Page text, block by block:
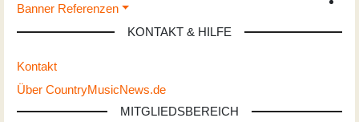
Banner Referenzen
KONTAKT & HILFE
Kontakt
Über CountryMusicNews.de
MITGLIEDSBEREICH